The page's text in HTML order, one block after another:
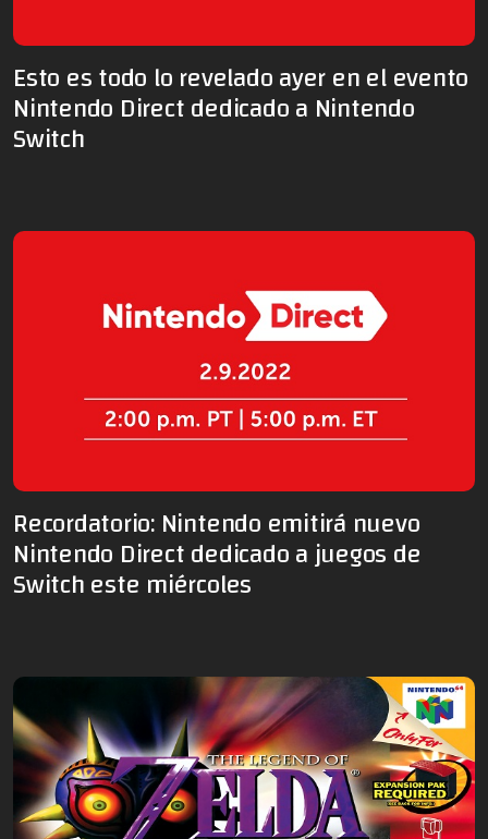
Esto es todo lo revelado ayer en el evento
Nintendo Direct dedicado a Nintendo
Switch
Recordatorio: Nintendo emitirá nuevo
Nintendo Direct dedicado a juegos de
Switch este miércoles